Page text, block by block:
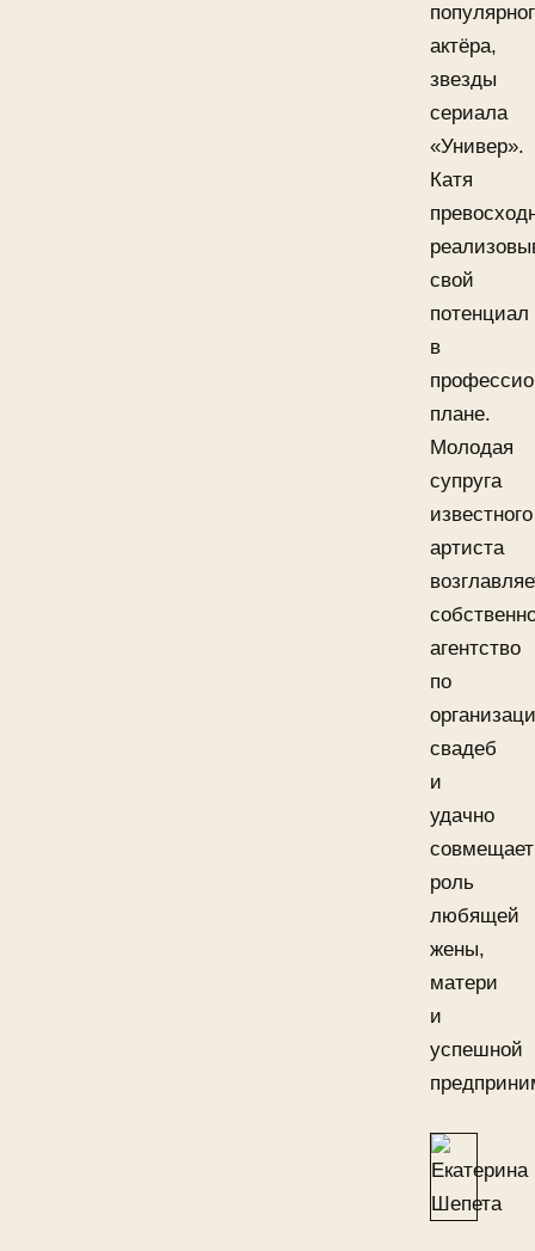
актёра,
звезды
сериала
«Универ».
Катя
свой
потенциал
в
плане.
Молодая
супруга
известного
артиста
агентство
по
свадеб
и
удачно
совмещает
роль
любящей
жены,
матери
и
успешной